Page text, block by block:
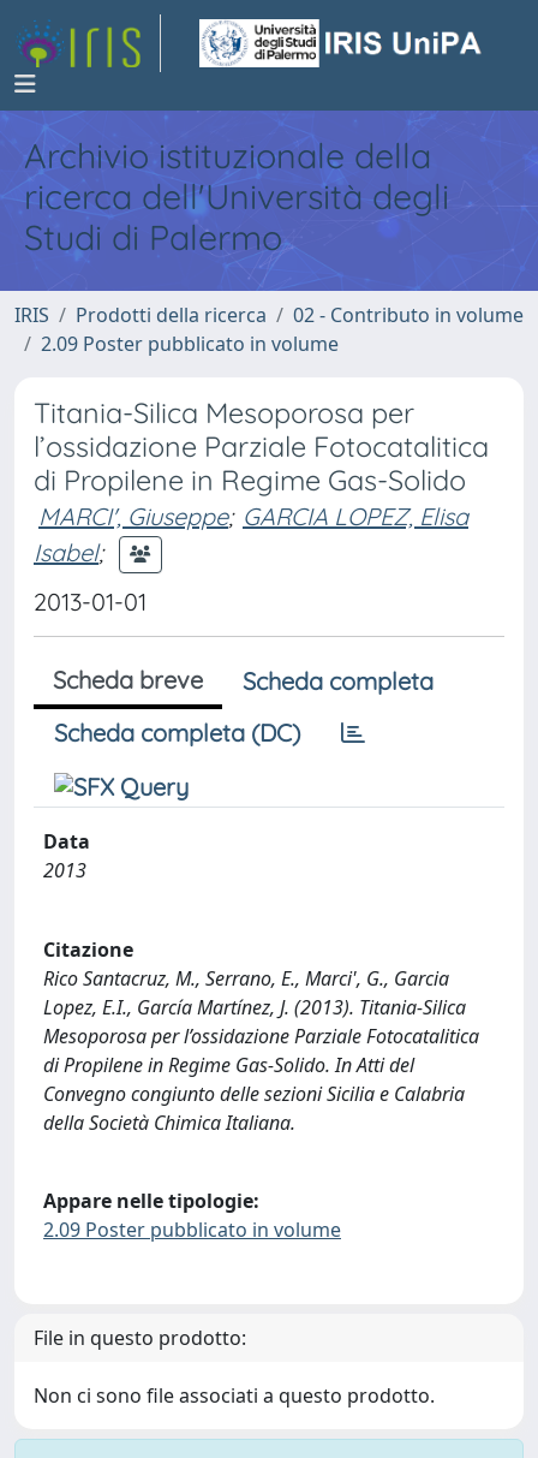
Archivio istituzionale della
ricerca dell'Università degli
Studi di Palermo
IRIS Prodotti della ricerca
02 - Contributo in volume
2.09 Poster pubblicato in volume
Titania-Silica Mesoporosa per
l’ossidazione Parziale Fotocatalitica
di Propilene in Regime Gas-Solido
MARCI', Giuseppe; GARCIA LOPEZ, Elisa
Isabel;
2013-01-01
Scheda breve
Scheda completa
Scheda completa (DC)
Data
2013
Citazione
Rico Santacruz, M., Serrano, E., Marci', G., Garcia
Lopez, E.I., García Martínez, J. (2013). Titania-Silica
Mesoporosa per l’ossidazione Parziale Fotocatalitica
di Propilene in Regime Gas-Solido. In Atti del
Convegno congiunto delle sezioni Sicilia e Calabria
della Società Chimica Italiana.
Appare nelle tipologie:
2.09 Poster pubblicato in volume
File in questo prodotto:
Non ci sono file associati a questo prodotto.